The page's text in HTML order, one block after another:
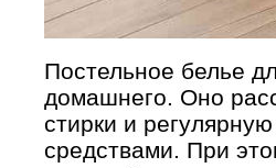
Постельное белье
домашнего. Оно
стирки и
средствами. При